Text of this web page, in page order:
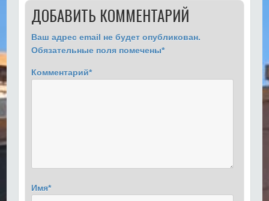
ДОБАВИТЬ КОММЕНТАРИЙ
Ваш адрес email не будет опубликован.
Обязательные поля помечены*
Комментарий*
Имя*